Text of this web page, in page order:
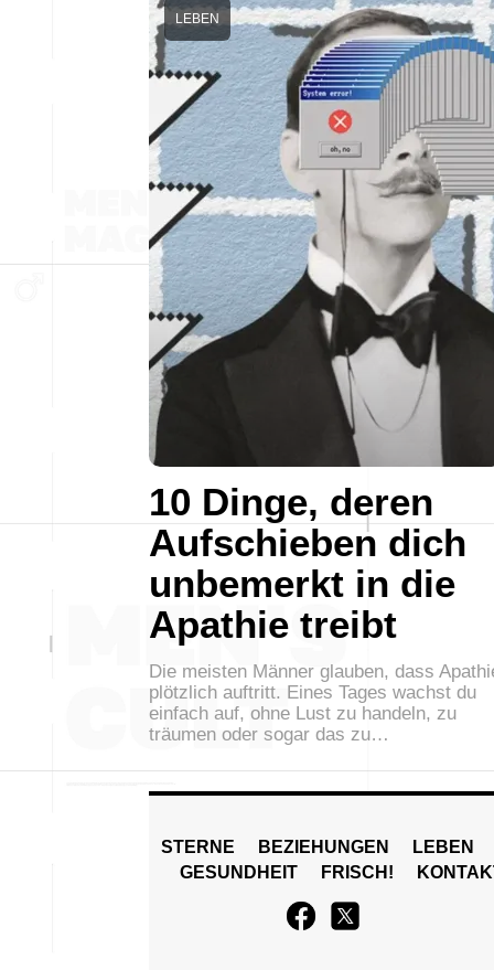
10 Dinge, deren
Aufschieben dich
unbemerkt in die
Apathie treibt
LEBEN
Die meisten Männer glauben, dass
plötzlich auftritt. Eines Tages wachst du
einfach auf, ohne Lust zu handeln, zu
träumen oder sogar das zu…
STERNE BEZIEHUNGEN
LEBEN
GESUNDHEIT
FRISCH!